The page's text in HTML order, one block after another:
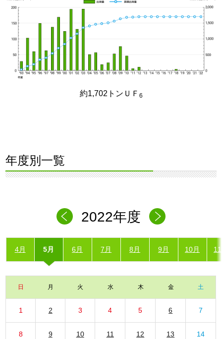
約1,702トンＵＦ 6
年度別一覧
2022年度
4月 5月 6月 7月 8月 9月 10月
日 月 火 水 木 金 土
1 2 3 4 5 6 7
8 9 10 11 12 13 14